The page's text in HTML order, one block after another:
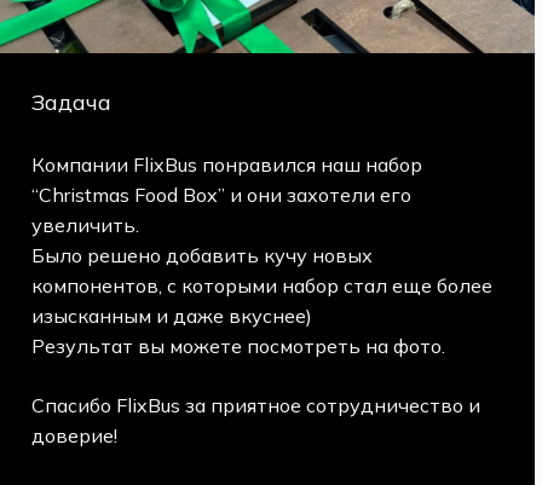
Задача
Компании FlixBus понравился наш набор
“Christmas Food Box” и они захотели его
увеличить.
Было решено добавить кучу новых
компонентов, с которыми набор стал еще более
изысканным и даже вкуснее)
Результат вы можете посмотреть на фото.
Спасибо FlixBus за приятное сотрудничество и
доверие!